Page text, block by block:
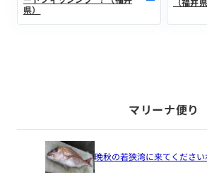
県）
マリーナ便り
晩秋の若狭湾に来てください